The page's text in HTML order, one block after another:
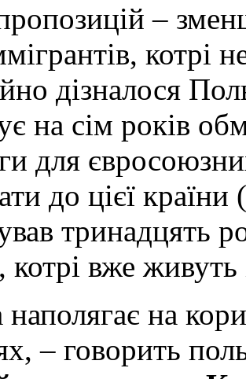
–
котрі
дізналося
на сім років
для
до цієї
тринадцять
котрі вже
на
– говорить